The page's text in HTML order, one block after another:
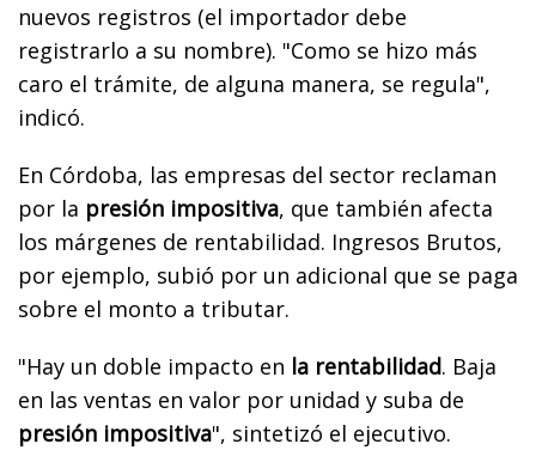
nuevos registros (el importador debe
registrarlo a su nombre). "Como se hizo más
caro el trámite, de alguna manera, se regula",
indicó.
En Córdoba, las empresas del sector reclaman
por la presión impositiva, que también afecta
los márgenes de rentabilidad. Ingresos Brutos,
por ejemplo, subió por un adicional que se paga
sobre el monto a tributar.
"Hay un doble impacto en la rentabilidad. Baja
en las ventas en valor por unidad y suba de
presión impositiva", sintetizó el ejecutivo.